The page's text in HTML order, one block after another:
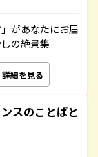
があなたにお届
の絶景集
詳細を見る
スのことばと